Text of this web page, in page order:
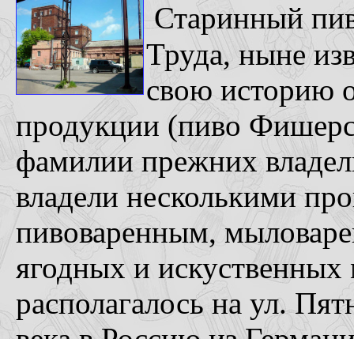
Старинный
Труда, ныне
свою историю
продукции (пиво
фамилии прежних
владели несколькими
пивоваренным,
ягодных и
располагалось на ул.